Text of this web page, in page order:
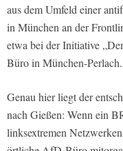
aus dem Umfeld einer
in München an der
etwa bei der Initiative
Büro in München-Perlach.
Genau hier liegt der
nach Gießen: Wenn ein
linksextremen